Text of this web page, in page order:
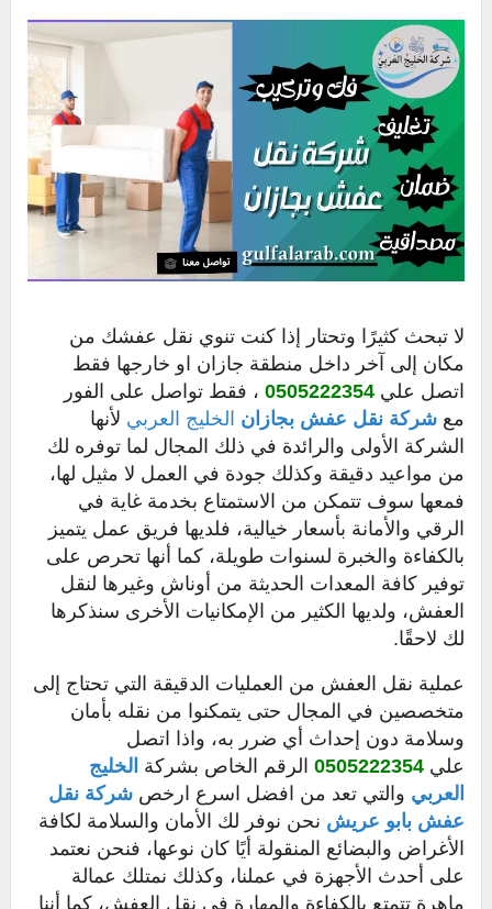
لا تبحث كثيرًا وتحتار إذا كنت تنوي نقل عفشك من
مكان إلى آخر داخل منطقة جازان او خارجها فقط
اتصل علي 0505222354، فقط تواصل على الفور
مع شركة نقل عفش بجازان الخليج العربي لأنها
الشركة الأولى والرائدة في ذلك المجال لما توفره لك
من مواعيد دقيقة وكذلك جودة في العمل لا مثيل لها،
فمعها سوف تتمكن من الاستمتاع بخدمة غاية في
الرقي والأمانة بأسعار خيالية، فلديها فريق عمل يتميز
بالكفاءة والخبرة لسنوات طويلة، كما أنها تحرص على
توفير كافة المعدات الحديثة من أوناش وغيرها لنقل
العفش، ولديها الكثير من الإمكانيات الأخرى سنذكرها
لك لاحقًا.
عملية نقل العفش من العمليات الدقيقة التي تحتاج إلى
متخصصين في المجال حتى يتمكنوا من نقله بأمان
وسلامة دون إحداث أي ضرر به، واذا اتصل
علي 0505222354الرقم الخاص بشركة الخليج
العربي والتي تعد من افضل اسرع ارخص شركة نقل
عفش بابو عريش نحن نوفر لك الأمان والسلامة لكافة
الأغراض والبضائع المنقولة أيًا كان نوعها، فنحن نعتمد
على أحدث الأجهزة في عملنا، وكذلك نمتلك عمالة
ماهرة تتمتع بالكفاءة والمهارة في نقل العفش، كما أننا